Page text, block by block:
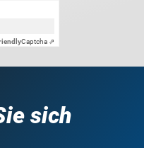
Captcha ⇗
sich